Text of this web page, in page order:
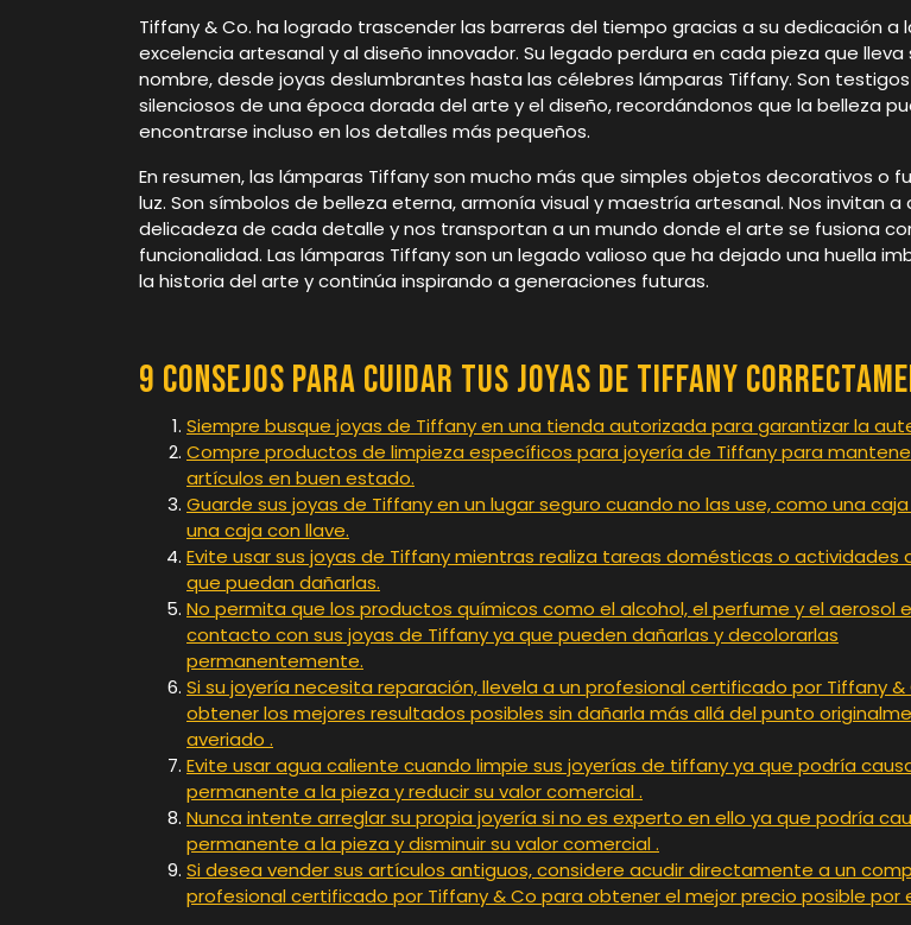
Tiffany & Co. ha logrado trascender las barreras del tiempo gracias a su dedicación a
excelencia artesanal y al diseño innovador. Su legado perdura en cada pieza que lleva
nombre, desde joyas deslumbrantes hasta las célebres lámparas Tiffany. Son testigos
silenciosos de una época dorada del arte y el diseño, recordándonos que la belleza
encontrarse incluso en los detalles más pequeños.
En resumen, las lámparas Tiffany son mucho más que simples objetos decorativos o
luz. Son símbolos de belleza eterna, armonía visual y maestría artesanal. Nos invitan a
delicadeza de cada detalle y nos transportan a un mundo donde el arte se fusiona
funcionalidad. Las lámparas Tiffany son un legado valioso que ha dejado una huella
la historia del arte y continúa inspirando a generaciones futuras.
9 consejos para cuidar tus joyas de Tiffany
Siempre busque joyas de Tiffany en una tienda autorizada para garantizar la
Compre productos de limpieza específicos para joyería de Tiffany para
artículos en buen estado.
Guarde sus joyas de Tiffany en un lugar seguro cuando no las use, como una
una caja con llave.
Evite usar sus joyas de Tiffany mientras realiza tareas domésticas o actividades
que puedan dañarlas.
No permita que los productos químicos como el alcohol, el perfume y el aerosol
contacto con sus joyas de Tiffany ya que pueden dañarlas y decolorarlas
permanentemente.
Si su joyería necesita reparación, llevela a un profesional certificado por Tiffany &
obtener los mejores resultados posibles sin dañarla más allá del punto
averiado .
Evite usar agua caliente cuando limpie sus joyerías de tiffany ya que podría
permanente a la pieza y reducir su valor comercial .
Nunca intente arreglar su propia joyería si no es experto en ello ya que podría
permanente a la pieza y disminuir su valor comercial .
Si desea vender sus artículos antiguos, considere acudir directamente a un
profesional certificado por Tiffany & Co para obtener el mejor precio posible por